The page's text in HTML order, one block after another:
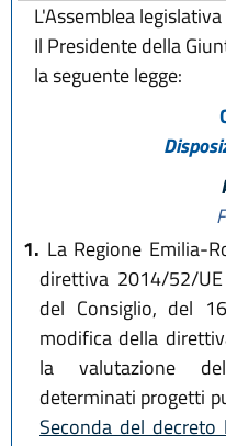
L'Assemblea
Il Presidente della
la seguente legge:
1. La Regione Emilia-
direttiva 2014/52/
del Consiglio, del
modifica della
la valutazione
determinati progetti
Seconda del